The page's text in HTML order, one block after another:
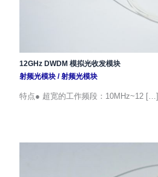
12GHz DWDM 模拟光收发模块
射频光模块/射频光模块
特点● 超宽的工作频段：10MHz~12 […]